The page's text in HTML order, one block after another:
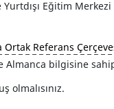
Eğitim Merkezi
Referans
Almanca bilgisine sahip
olmalısınız.